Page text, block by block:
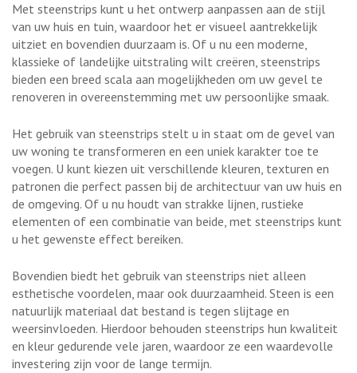
Met steenstrips kunt u het ontwerp aanpassen aan de stijl
van uw huis en tuin, waardoor het er visueel aantrekkelijk
uitziet en bovendien duurzaam is. Of u nu een moderne,
klassieke of landelijke uitstraling wilt creëren, steenstrips
bieden een breed scala aan mogelijkheden om uw gevel te
renoveren in overeenstemming met uw persoonlijke smaak.
Het gebruik van steenstrips stelt u in staat om de gevel van
uw woning te transformeren en een uniek karakter toe te
voegen. U kunt kiezen uit verschillende kleuren, texturen en
patronen die perfect passen bij de architectuur van uw huis en
de omgeving. Of u nu houdt van strakke lijnen, rustieke
elementen of een combinatie van beide, met steenstrips kunt
u het gewenste effect bereiken.
Bovendien biedt het gebruik van steenstrips niet alleen
esthetische voordelen, maar ook duurzaamheid. Steen is een
natuurlijk materiaal dat bestand is tegen slijtage en
weersinvloeden. Hierdoor behouden steenstrips hun kwaliteit
en kleur gedurende vele jaren, waardoor ze een waardevolle
investering zijn voor de lange termijn.